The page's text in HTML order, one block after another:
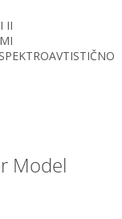
II
Model